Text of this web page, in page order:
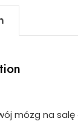
mózg na